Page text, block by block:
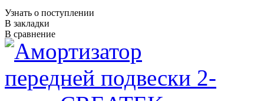
Узнать о поступлении
В закладки
В сравнение